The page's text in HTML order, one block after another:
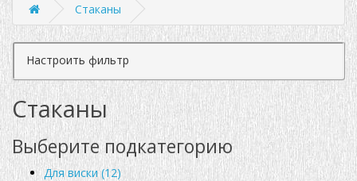
Стаканы
Настроить фильтр
Стаканы
Выберите подкатегорию
Для виски (12)